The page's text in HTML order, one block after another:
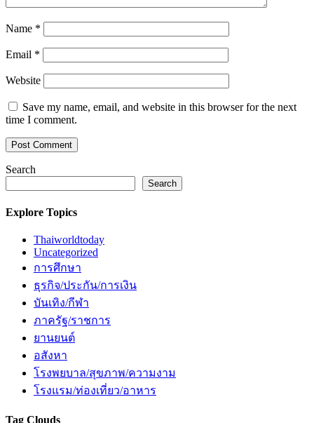
Name *
Email *
Website
Save my name, email, and website in this browser for the next
time I comment.
Search
Search
Explore Topics
Thaiworldtoday
Uncategorized
การศึกษา
ธุรกิจ/ประกัน/การเงิน
บันเทิง/กีฬา
ภาครัฐ/ราชการ
ยานยนต์
อสังหา
โรงพยบาล/สุขภาพ/ความงาม
โรงแรม/ท่องเที่ยว/อาหาร
Tag Clouds